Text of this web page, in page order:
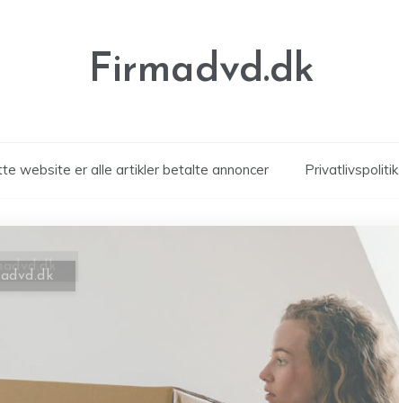
Firmadvd.dk
website er alle artikler betalte annoncer Privatlivspolitik